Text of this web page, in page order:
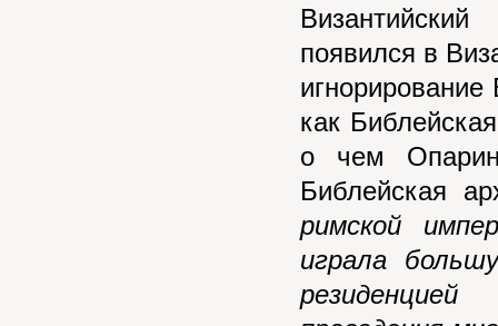
появился в
игнорирование
как
о чем
Библейская
римской
играла